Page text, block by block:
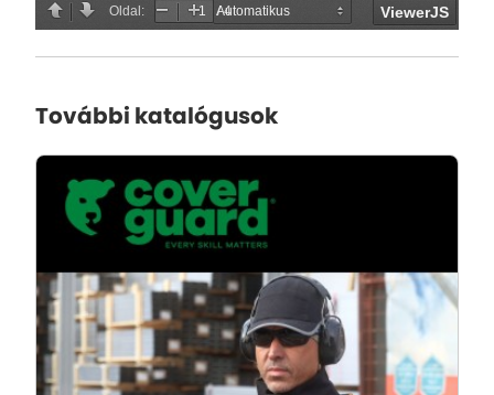
További katalógusok